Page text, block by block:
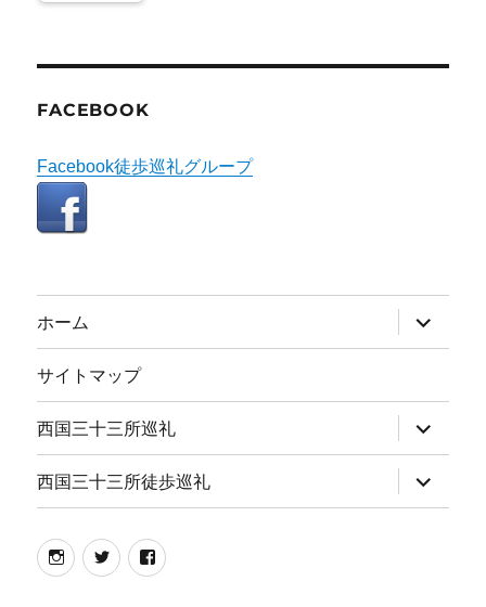
FACEBOOK
Facebook徒歩巡礼グループ
ホーム
ブ
メ
ー
を
展
開
サイトマップ
西国三十三所巡礼
ブ
メ
ュ
ー
西国三十三所徒歩巡礼
ブ
メ
instagram
twitterfacebook